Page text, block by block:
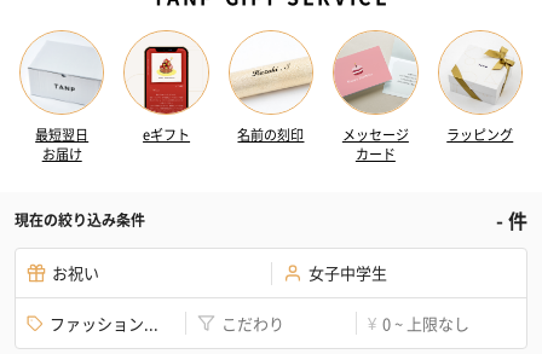
最短翌日
お届け
eギフト 名前の刻印
メッセージ
カード
ラッピング
現在の絞り込み条件 -件
お祝い 女子中学生
ファッション... こだわり ¥ 0 ~ 上限なし